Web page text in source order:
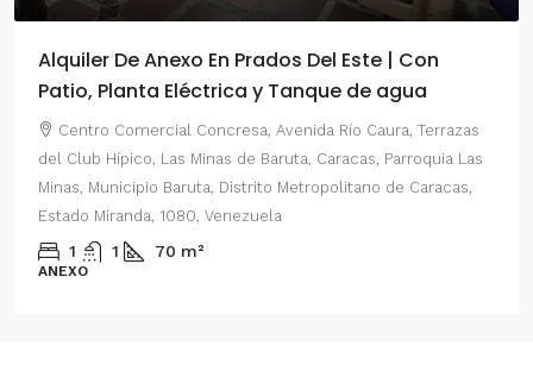
Alquiler De Anexo En Prados Del Este | Con
Patio, Planta Eléctrica y Tanque de agua
Centro Comercial Concresa, Avenida Río Caura, Terrazas
del Club Hípico, Las Minas de Baruta, Caracas, Parroquia Las
Minas, Municipio Baruta, Distrito Metropolitano de Caracas,
Estado Miranda, 1080, Venezuela
1 1 70 m²
ANEXO